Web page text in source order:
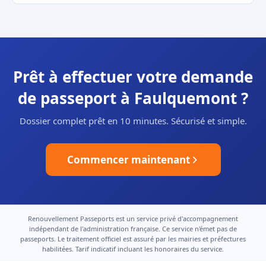
Prêt à effectuer votre demande
de passeport à Faulquemont ?
Dossier complet prêt en 10 minutes. Sécurisé et simple.
Commencer maintenant
Renouvellement Passeports est un service privé d'accompagnement
indépendant de l'administration française. Ce service n'émet pas de
passeports. Le traitement officiel est assuré par les mairies et préfectures
habilitées. Tarif indicatif incluant les honoraires du service.